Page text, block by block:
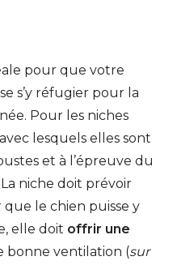
pour que votre
s’y réfugier pour la
Pour les niches
lesquels elles sont
et à l’épreuve du
niche doit prévoir
le chien puisse y
elle doit offrir une
bonne ventilation (sur